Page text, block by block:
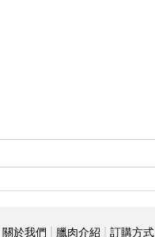
關於我們 臘肉介紹 訂購方式